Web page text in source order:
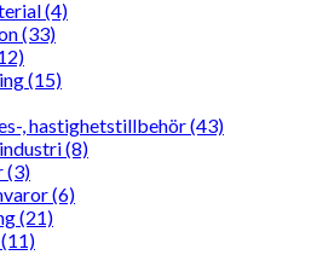
(4)
(33)
(15)
, hastighetstillbehör (43)
(8)
(3)
(6)
(21)